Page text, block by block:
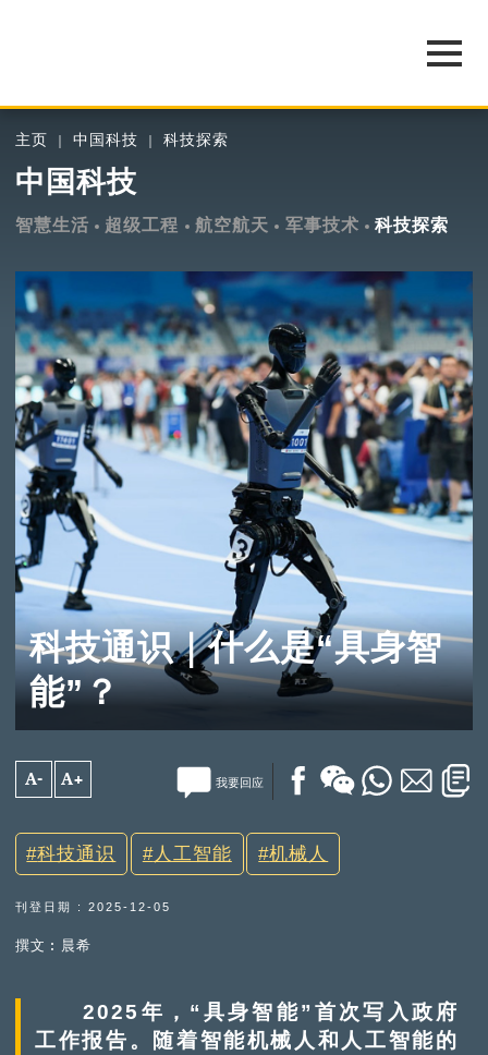
主页 中国科技 科技探索
中国科技
智慧生活 超级工程 航空航天 军事技术 科技探索
科技通识｜什么是“具身智
能”？
A- A+ 我要回应
科技通识 人工智能 机械人
刊登日期 : 2025-12-05
撰文︰晨希
2025年，“具身智能”首次写入政府
工作报告。随着智能机械人和人工智能的